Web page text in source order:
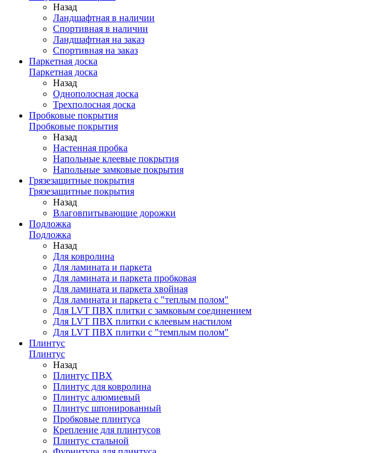
Назад
Ландшафтная в наличии
Спортивная в наличии
Ландшафтная на заказ
Спортивная на заказ
Паркетная доска
Паркетная доска
Назад
Однополосная доска
Трехполосная доска
Пробковые покрытия
Пробковые покрытия
Назад
Настенная пробка
Напольные клеевые покрытия
Напольные замковые покрытия
Грязезащитные покрытия
Грязезащитные покрытия
Назад
Влаговпитывающие дорожки
Подложка
Подложка
Назад
Для ковролина
Для ламината и паркета
Для ламината и паркета пробковая
Для ламината и паркета хвойная
Для ламината и паркета с "теплым полом"
Для LVT ПВХ плитки с замковым соединением
Для LVT ПВХ плитки с клеевым настилом
Для LVT ПВХ плитки с "темплым полом"
Плинтус
Плинтус
Назад
Плинтус ПВХ
Плинтус для ковролина
Плинтус алюмиевый
Плинтус шпонированный
Пробковые плинтуса
Крепление для плинтусов
Плинтус стальной